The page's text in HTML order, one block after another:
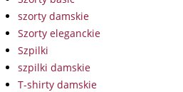
szorty damskie
Szorty eleganckie
Szpilki
szpilki damskie
T-shirty damskie